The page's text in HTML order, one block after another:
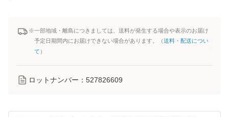
※一部地域・離島につきましては、送料が発生する場合や表示のお届け
予定日期間内にお届けできない場合があります。（送料・配送につい
て ）
ロットナンバー： 527826609